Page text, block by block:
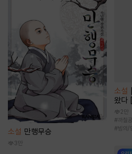
소설 만행무승
3만
소설
왔다
2만
#까칠공
#빙의/